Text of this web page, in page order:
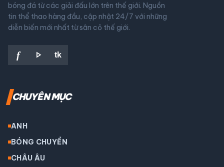
bóng đá từ các giải đấu lớn trên thế giới. Nguồn
tin thể thao hàng đầu, cập nhật 24/7 với những
diễn biến mới nhất từ sân cỏ thế giới.
f play_arrow tk
CHUYÊN MỤC
ANH
BÓNG CHUYỀN
CHÂU ÂU